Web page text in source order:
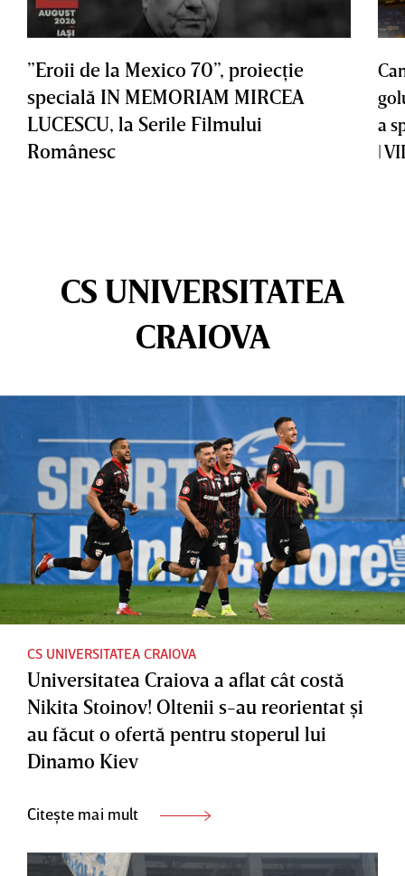
”Eroii de la Mexico 70”, proiecţie
specială IN MEMORIAM MIRCEA
LUCESCU, la Serile Filmului
Românesc
a
|
CS UNIVERSITATEA
CRAIOVA
CS UNIVERSITATEA CRAIOVA
Universitatea Craiova a aflat cât costă
Nikita Stoinov! Oltenii s-au reorientat şi
au făcut o ofertă pentru stoperul lui
Dinamo Kiev
Citește mai mult